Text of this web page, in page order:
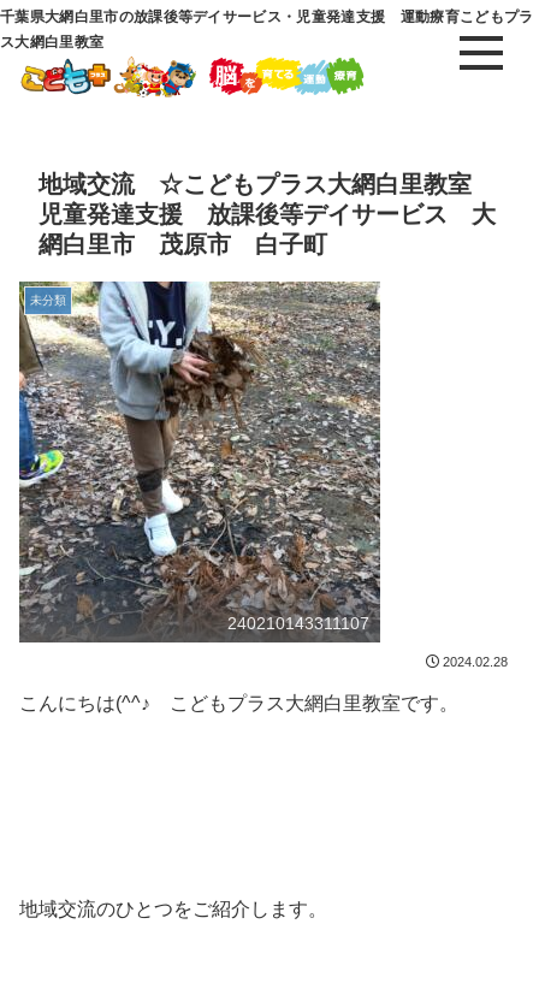
千葉県大網白里市の放課後等デイサービス・児童発達支援 運動療育こどもプラ
ス大網白里教室
地域交流 ☆こどもプラス大網白里教室
児童発達支援 放課後等デイサービス 大
網白里市 茂原市 白子町
未分類
240210143311107
2024.02.28
こんにちは(^^♪ こどもプラス大網白里教室です。
地域交流のひとつをご紹介します。